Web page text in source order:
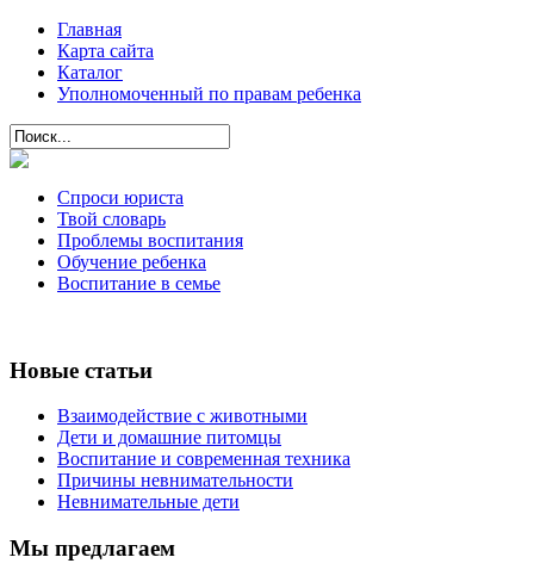
Главная
Карта сайта
Каталог
Уполномоченный по правам ребенка
Спроси юриста
Твой словарь
Проблемы воспитания
Обучение ребенка
Воспитание в семье
Новые статьи
Взаимодействие с животными
Дети и домашние питомцы
Воспитание и современная техника
Причины невнимательности
Невнимательные дети
Мы предлагаем